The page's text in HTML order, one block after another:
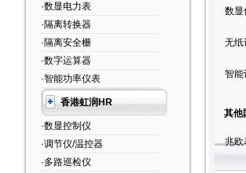
·数显电力表
·隔离转换器
·隔离安全栅
·数字运算器
·智能功率仪表
香港虹润HR
·数显控制仪
·调节仪/温控器
·多路巡检仪
数显
无纸
智能
其他
兆欧